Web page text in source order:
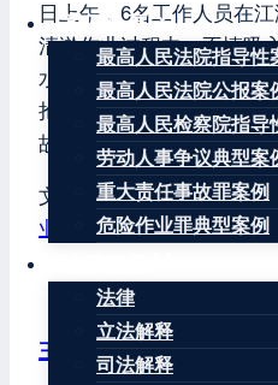
案例分享
最高人民法院指导性
最高人民法院公报案
最高人民检察院指导
劳动人事争议典型案
重大责任事故罪案例
危险作业罪典型案例
法律
立法解释
司法解释
日上午，6名工作人员在
清淤作业过程中，不慎吸
水导致中毒溺水昏迷。6
抢救无效死亡，2人仍在
故原因正在进一步调查中
文章标签：#中毒#受限空
业
溺水#礼乐街道
王康律师